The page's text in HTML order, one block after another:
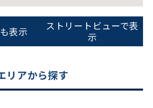
スムーズにご案内できます
0120-620-213
表示
ストリートビューで表
示
リアから探す